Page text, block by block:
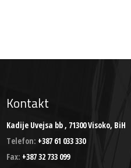
Kontakt
Kadije Uvejsa bb , 71300 Visoko, BiH
Telefon: +387 61 033 330
Fax: +387 32 733 099